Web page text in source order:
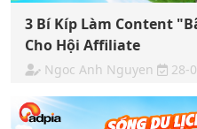
3 Bí Kíp Làm Content
Cho Hội Affiliate
Ngoc Anh Nguyen 28-